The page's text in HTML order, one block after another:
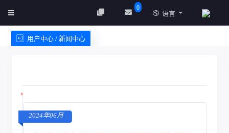
0
语言
用户中心 / 新闻中心
2024年06月